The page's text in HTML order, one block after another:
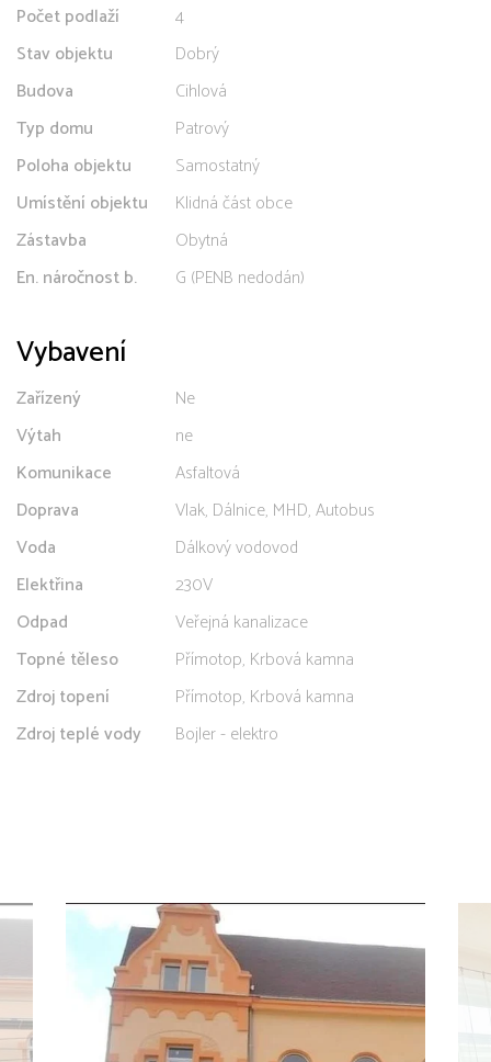
Počet podlaží
4
Stav objektu
Dobrý
Budova
Cihlová
Typ domu
Patrový
Poloha objektu
Samostatný
Umístění objektu
Klidná část obce
Zástavba
Obytná
En. náročnost b.
G (PENB nedodán)
Vybavení
Zařízený
Ne
Výtah
ne
Komunikace
Asfaltová
Doprava
Vlak, Dálnice, MHD, Autobus
Voda
Dálkový vodovod
Elektřina
230V
Odpad
Veřejná kanalizace
Topné těleso
Přímotop, Krbová kamna
Zdroj topení
Přímotop, Krbová kamna
Zdroj teplé vody
Bojler - elektro